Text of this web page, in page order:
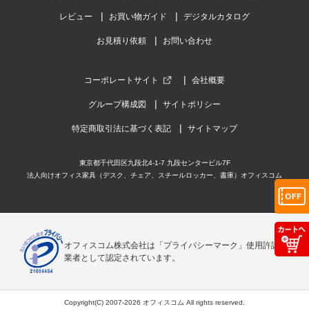
レビュー お買い物ガイド デジタルカタログ
お見積り依頼 お問い合わせ
コーポレートサイト 会社概要
グループ構成図 サイトポリシー
特定商取引法に基づく表記 サイトマップ
東京都千代田区九段北4-1-7 九段センタービル7F
法人向けオフィス家具（デスク、チェア、スチールロッカー、書庫）オフィスコム
オフィスコム株式会社は「プライバシーマーク」使用許諾事
業者として認定されています。
Copyright(C) 2007-2026 オフィスコム All rights reserved.